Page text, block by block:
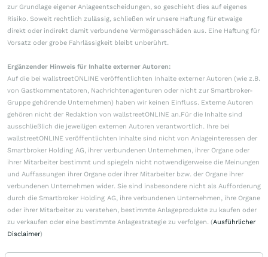
zur Grundlage eigener Anlageentscheidungen, so geschieht dies auf eigenes
Risiko. Soweit rechtlich zulässig, schließen wir unsere Haftung für etwaige
direkt oder indirekt damit verbundene Vermögensschäden aus. Eine Haftung für
Vorsatz oder grobe Fahrlässigkeit bleibt unberührt.
Ergänzender Hinweis für Inhalte externer Autoren:
Auf die bei wallstreetONLINE veröffentlichten Inhalte externer Autoren (wie z.B.
von Gastkommentatoren, Nachrichtenagenturen oder nicht zur Smartbroker-
Gruppe gehörende Unternehmen) haben wir keinen Einfluss. Externe Autoren
gehören nicht der Redaktion von wallstreetONLINE an.Für die Inhalte sind
ausschließlich die jeweiligen externen Autoren verantwortlich. Ihre bei
wallstreetONLINE veröffentlichten Inhalte sind nicht von Anlageinteressen der
Smartbroker Holding AG, ihrer verbundenen Unternehmen, ihrer Organe oder
ihrer Mitarbeiter bestimmt und spiegeln nicht notwendigerweise die Meinungen
und Auffassungen ihrer Organe oder ihrer Mitarbeiter bzw. der Organe ihrer
verbundenen Unternehmen wider. Sie sind insbesondere nicht als Aufforderung
durch die Smartbroker Holding AG, ihre verbundenen Unternehmen, ihre Organe
oder ihrer Mitarbeiter zu verstehen, bestimmte Anlageprodukte zu kaufen oder
zu verkaufen oder eine bestimmte Anlagestrategie zu verfolgen. (Ausführlicher
Disclaimer)